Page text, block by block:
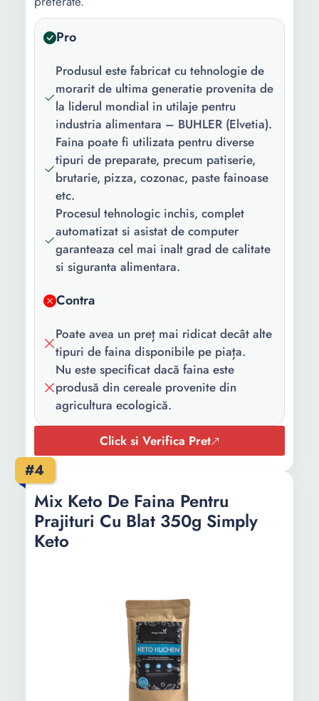
Pro
Produsul este fabricat cu tehnologie de
morarit de ultima generatie provenita de
la liderul mondial in utilaje pentru
industria alimentara – BUHLER (Elvetia).
Faina poate fi utilizata pentru diverse
tipuri de preparate, precum patiserie,
brutarie, pizza, cozonac, paste fainoase
etc.
Procesul tehnologic inchis, complet
automatizat si asistat de computer
garanteaza cel mai inalt grad de calitate
si siguranta alimentara.
Contra
Poate avea un preț mai ridicat decât alte
tipuri de faina disponibile pe piața.
Nu este specificat dacă faina este
produsă din cereale provenite din
agricultura ecologică.
Click si Verifica Pret
#4
Mix Keto De Faina Pentru
Prajituri Cu Blat 350g Simply
Keto